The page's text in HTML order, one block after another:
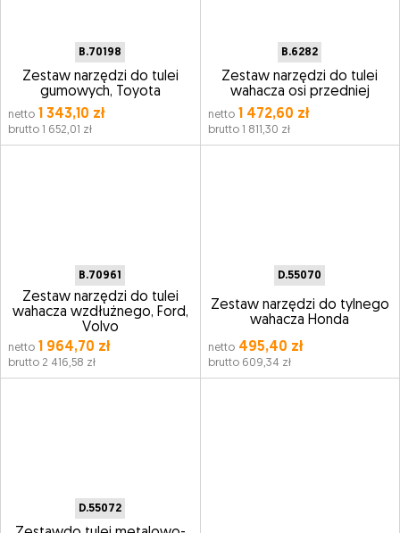
B.70198
Zestaw narzędzi do tulei
gumowych, Toyota
netto 1 343,10 zł
brutto 1 652,01 zł
B.6282
Zestaw narzędzi do tulei
wahacza osi przedniej
netto1 472,60 zł
brutto 1 811,30 zł
B.70961
Zestaw narzędzi do tulei
wahacza wzdłużnego, Ford,
Volvo
netto 1 964,70 zł
brutto 2 416,58 zł
D.55070
Zestaw narzędzi do tylnego
wahacza Honda
netto495,40 zł
brutto 609,34 zł
D.55072